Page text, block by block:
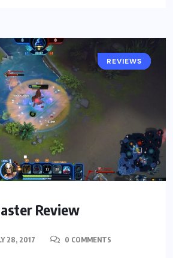
GAMING
PC
REVIEWS
Review
28, 2017 0 COMMENTS